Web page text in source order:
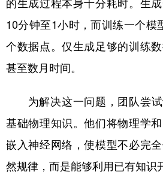
的生成过程本身十分耗时。生
10分钟至1小时，而训练一个模
个数据点。仅生成足够的训练
甚至数月时间。
为解决这一问题，团队尝试
基础物理知识。他们将物理学
嵌入神经网络，使模型不必完
然规律，而是能够利用已有知识